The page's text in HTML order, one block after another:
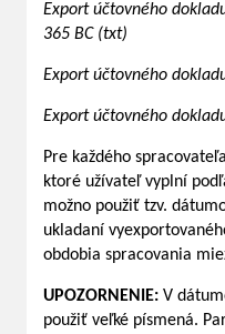
Export účtovného
365 BC (txt)
Export účtovného
Export účtovného
Pre každého
ktoré užívateľ vyplní
možno použiť tzv.
ukladaní
obdobia spracovania
UPOZORNENIE: V
použiť veľké písmená.